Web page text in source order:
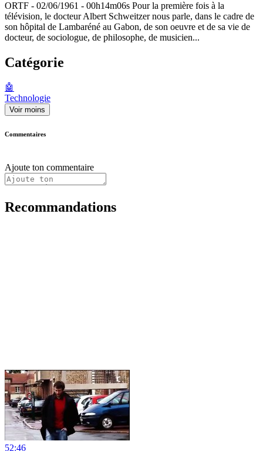
ORTF - 02/06/1961 - 00h14m06s Pour la première fois à la
télévision, le docteur Albert Schweitzer nous parle, dans le cadre de
son hôpital de Lambaréné au Gabon, de son oeuvre et de sa vie de
docteur, de sociologue, de philosophe, de musicien...
Catégorie
🤖
Technologie
Voir moins
Commentaires
Ajoute ton commentaire
Recommandations
52:46